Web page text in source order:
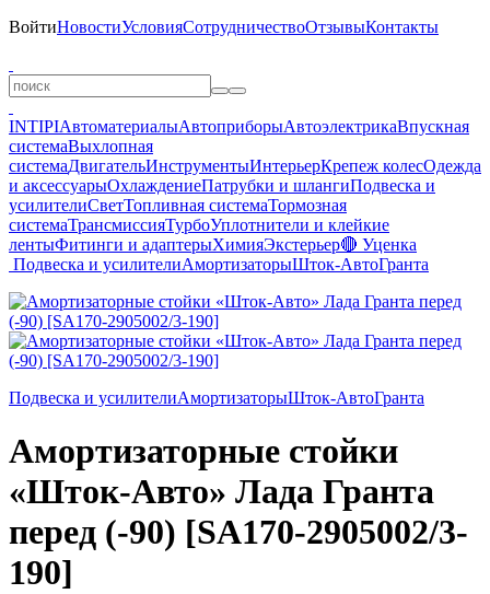
ВойтиНовостиУсловияСотрудничествоОтзывыКонтакты
INTIPIАвтоматериалыАвтоприборыАвтоэлектрикаВпускная
системаВыхлопная
системаДвигательИнструментыИнтерьерКрепеж колесОдежда
и аксессуарыОхлаждениеПатрубки и шлангиПодвеска и
усилителиСветТопливная системаТормозная
системаТрансмиссияТурбоУплотнители и клейкие
лентыФитинги и адаптерыХимияЭкстерьер🔴 Уценка
Подвеска и усилителиАмортизаторыШток-АвтоГранта
Подвеска и усилителиАмортизаторыШток-АвтоГранта
Амортизаторные стойки
«Шток-Авто» Лада Гранта
перед (-90) [SA170-2905002/3-
190]